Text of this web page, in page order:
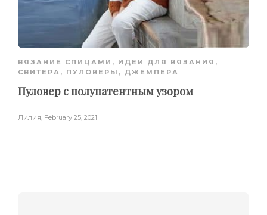
ВЯЗАНИЕ СПИЦАМИ , ИДЕИ ДЛЯ ВЯЗАНИЯ ,
СВИТЕРА, ПУЛОВЕРЫ, ДЖЕМПЕРА
Пуловер с полупатентным узором
Лилия February 25, 2021